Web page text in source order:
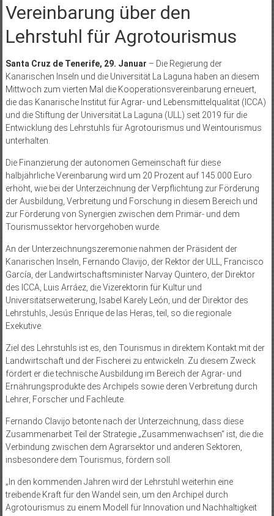
Vereinbarung über den
Lehrstuhl für Agrotourismus
Santa Cruz de Tenerife, 29. Januar – Die Regierung der
Kanarischen Inseln und die Universität La Laguna haben an diesem
Mittwoch zum vierten Mal die Kooperationsvereinbarung erneuert,
die das Kanarische Institut für Agrar- und Lebensmittelqualität (ICCA)
und die Stiftung der Universität La Laguna (ULL) seit 2019 für die
Entwicklung des Lehrstuhls für Agrotourismus und Weintourismus
unterhalten.
Die Finanzierung der autonomen Gemeinschaft für diese
halbjährliche Vereinbarung wird um 20 Prozent auf 145.000 Euro
erhöht, wie bei der Unterzeichnung der Verpflichtung zur Förderung
der Ausbildung, Verbreitung und Forschung in diesem Bereich und
zur Förderung von Synergien zwischen dem Primär- und dem
Tourismussektor hervorgehoben wurde.
An der Unterzeichnungszeremonie nahmen der Präsident der
Kanarischen Inseln, Fernando Clavijo, der Rektor der ULL, Francisco
García, der Landwirtschaftsminister Narvay Quintero, der Direktor
des ICCA, Luis Arráez, die Vizerektorin für Kultur und
Universitätserweiterung, Isabel Karely León, und der Direktor des
Lehrstuhls, Jesús Enrique de las Heras, teil, so die regionale
Exekutive.
Ziel des Lehrstuhls ist es, den Tourismus in direktem Kontakt mit der
Landwirtschaft und der Fischerei zu entwickeln. Zu diesem Zweck
fördert er die technische Ausbildung im Bereich der Agrar- und
Ernährungsprodukte des Archipels sowie deren Verbreitung durch
Lehrer, Forscher und Fachleute.
Fernando Clavijo betonte nach der Unterzeichnung, dass diese
Zusammenarbeit Teil der Strategie „Zusammenwachsen“ ist, die die
Verbindung zwischen dem Agrarsektor und anderen Sektoren,
insbesondere dem Tourismus, fördern soll.
„In den kommenden Jahren wird der Lehrstuhl weiterhin eine
treibende Kraft für den Wandel sein, um den Archipel durch
Agrotourismus zu einem Modell für Innovation und Nachhaltigkeit